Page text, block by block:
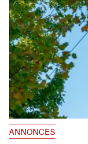
ANNONCES